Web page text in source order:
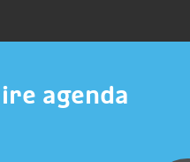
agenda